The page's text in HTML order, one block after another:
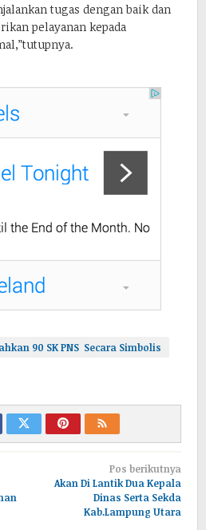
tugas dengan baik dan
pelayanan kepada
90 SK PNS Secara Simbolis
Pos berikutnya
Akan Di Lantik Dua Kepala
Dinas Serta Sekda
Kab.Lampung Utara